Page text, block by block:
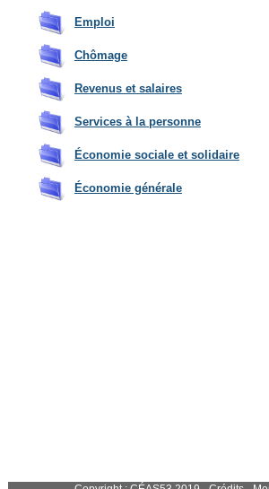
Emploi
Chômage
Revenus et salaires
Services à la personne
Économie sociale et solidaire
Économie générale